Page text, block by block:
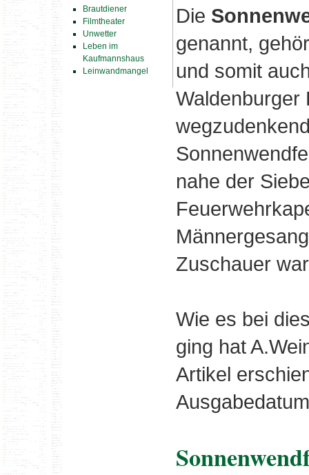
Brautdiener
Filmtheater
Unwetter
Leben im
Kaufmannshaus
Leinwandmangel
Die
genannt,
und somit
Waldenburger
nahe der
Zuschauer
Wie es bei
ging hat
Artikel